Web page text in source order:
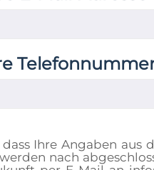
dass Ihre Angaben
nach